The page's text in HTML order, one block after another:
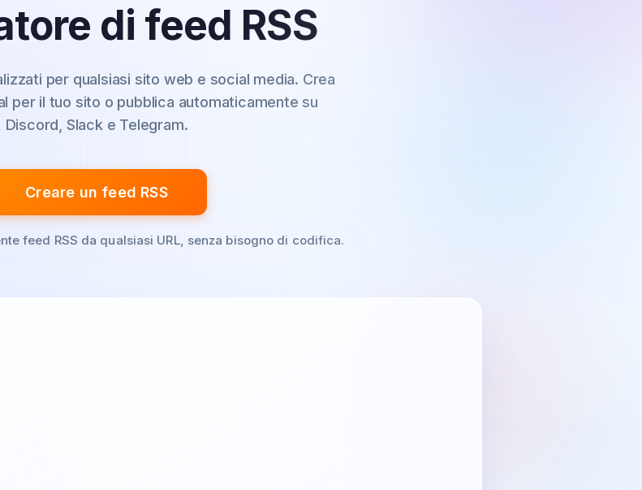
di feed RSS
per qualsiasi sito web e social media. Crea
per il tuo sito o pubblica automaticamente su
Discord, Slack e Telegram.
Creare un feed RSS
feed RSS da qualsiasi URL, senza bisogno di codifica.